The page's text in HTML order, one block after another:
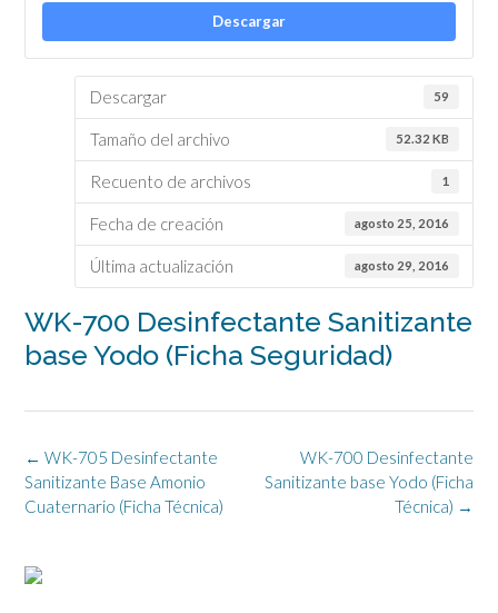
Descargar
Descargar 59
Tamaño del archivo 52.32 KB
Recuento de archivos 1
Fecha de creación agosto 25, 2016
Última actualización agosto 29, 2016
WK-700 Desinfectante Sanitizante
base Yodo (Ficha Seguridad)
Navegación
de
la
WK-700 Desinfectante
Sanitizante base Yodo (Ficha
Técnica) →
← WK-705 Desinfectante
Sanitizante Base Amonio
Cuaternario (Ficha Técnica)